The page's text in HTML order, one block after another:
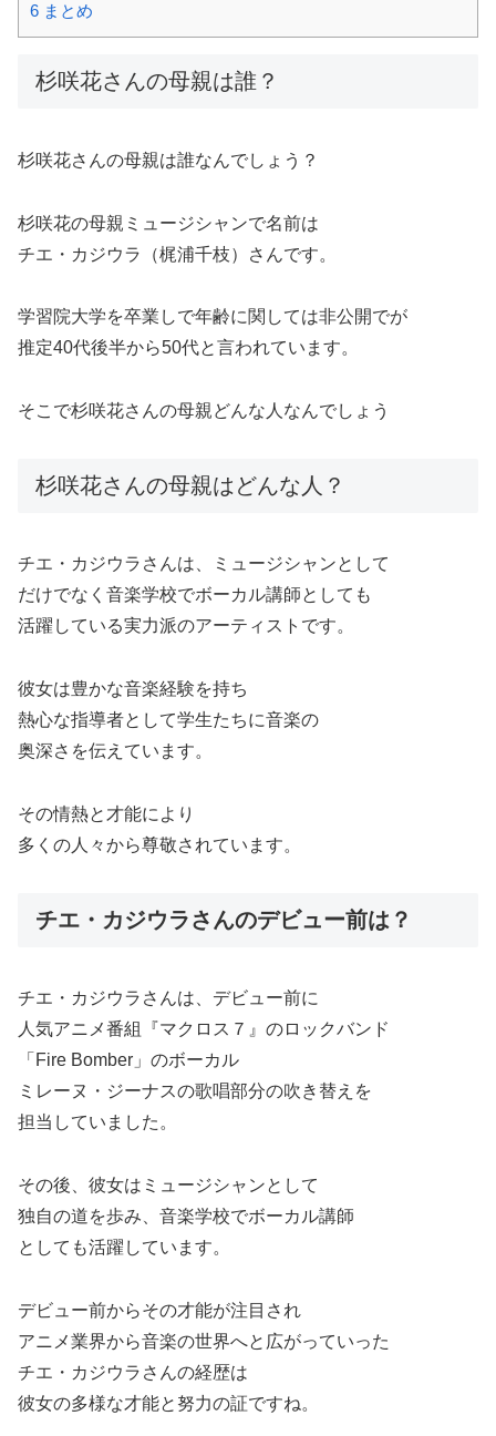
6 まとめ
杉咲花さんの母親は誰？
杉咲花さんの母親は誰なんでしょう？
杉咲花の母親ミュージシャンで名前は
チエ・カジウラ（梶浦千枝）さんです。
学習院大学を卒業しで年齢に関しては非公開でが
推定40代後半から50代と言われています。
そこで杉咲花さんの母親どんな人なんでしょう
杉咲花さんの母親はどんな人？
チエ・カジウラさんは、ミュージシャンとして
だけでなく音楽学校でボーカル講師としても
活躍している実力派のアーティストです。
彼女は豊かな音楽経験を持ち
熱心な指導者として学生たちに音楽の
奥深さを伝えています。
その情熱と才能により
多くの人々から尊敬されています。
チエ・カジウラさんのデビュー前は？
チエ・カジウラさんは、デビュー前に
人気アニメ番組『マクロス７』のロックバンド
「Fire Bomber」のボーカル
ミレーヌ・ジーナスの歌唱部分の吹き替えを
担当していました。
その後、彼女はミュージシャンとして
独自の道を歩み、音楽学校でボーカル講師
としても活躍しています。
デビュー前からその才能が注目され
アニメ業界から音楽の世界へと広がっていった
チエ・カジウラさんの経歴は
彼女の多様な才能と努力の証ですね。